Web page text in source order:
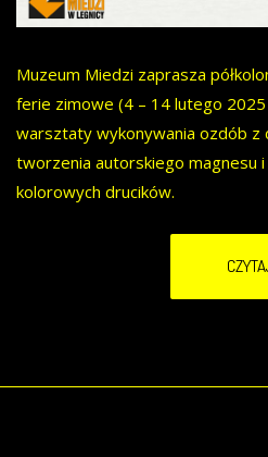
Muzeum Miedzi zaprasza
ferie zimowe (4 – 14 lutego
warsztaty wykonywania ozdób z
tworzenia autorskiego magnesu
kolorowych drucików.